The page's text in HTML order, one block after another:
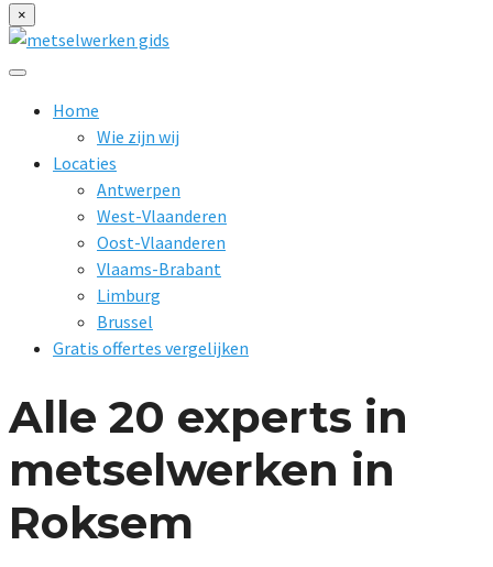
×
Home
Wie zijn wij
Locaties
Antwerpen
West-Vlaanderen
Oost-Vlaanderen
Vlaams-Brabant
Limburg
Brussel
Gratis offertes vergelijken
Alle 20 experts in
metselwerken in
Roksem